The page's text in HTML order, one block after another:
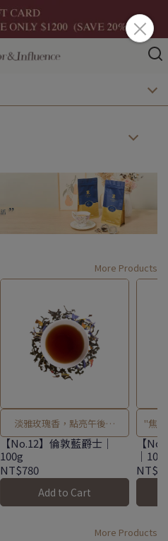
More Products
淡雅玫瑰香，點亮午後時
光。
【No.12】倫敦藍爵士｜
100g
NT$780
Add to Cart
"焦
【
｜
More Products